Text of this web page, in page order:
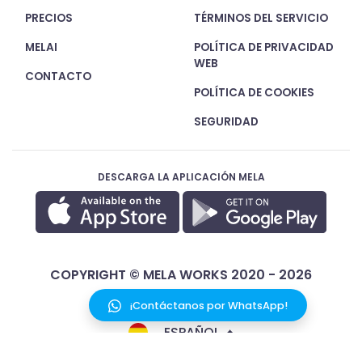
PRECIOS
MELAI
CONTACTO
TÉRMINOS DEL SERVICIO
POLÍTICA DE PRIVACIDAD
WEB
POLÍTICA DE COOKIES
SEGURIDAD
DESCARGA LA APLICACIÓN MELA
COPYRIGHT © MELA WORKS 2020 - 2026
ESPAÑOL
¡Contáctanos por WhatsApp!